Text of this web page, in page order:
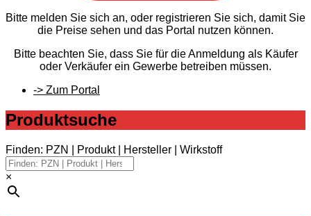
Bitte melden Sie sich an, oder registrieren Sie sich, damit Sie
die Preise sehen und das Portal nutzen können.
Bitte beachten Sie, dass Sie für die Anmeldung als Käufer
oder Verkäufer ein Gewerbe betreiben müssen.
-> Zum Portal
Produktsuche
Finden: PZN | Produkt | Hersteller | Wirkstoff
×